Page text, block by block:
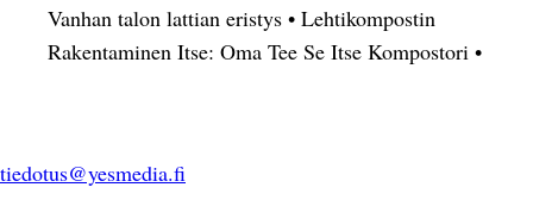
Vanhan talon lattian eristys • Lehtikompostin
Rakentaminen Itse: Oma Tee Se Itse Kompostori •
tiedotus@yesmedia.fi